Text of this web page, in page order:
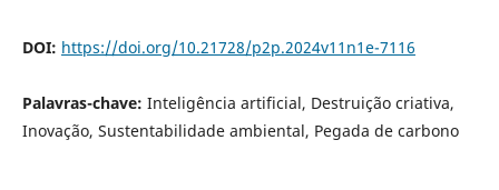
DOI: https://doi.org/10.21728/p2p.2024v11n1e-7116
Palavras-chave: Inteligência artificial, Destruição criativa,
Inovação, Sustentabilidade ambiental, Pegada de carbono